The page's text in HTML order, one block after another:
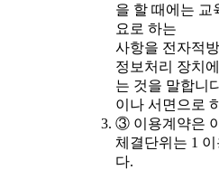
을 할 때에는 교
요로 하는
사항을 전자적
정보처리 장치
는 것을 말합니
이나 서면으로
③ 이용계약은
체결단위는 1
다.